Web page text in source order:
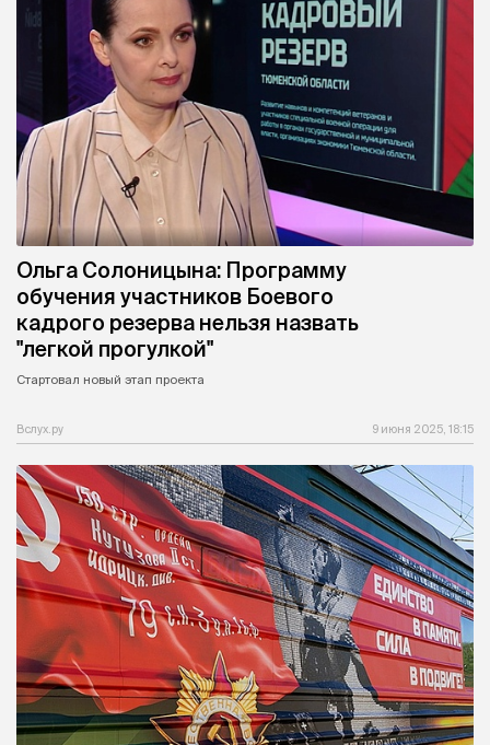
Ольга Солоницына: Программу
обучения участников Боевого
кадрого резерва нельзя назвать
"легкой прогулкой"
Стартовал новый этап проекта
Вслух.ру 9 июня 2025, 18:15